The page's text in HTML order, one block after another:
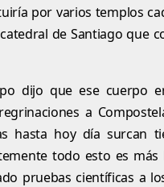
por varios templos
de Santiago que
dijo que ese cuerpo
a
hasta hoy día surcan
todo esto es
pruebas científicas a